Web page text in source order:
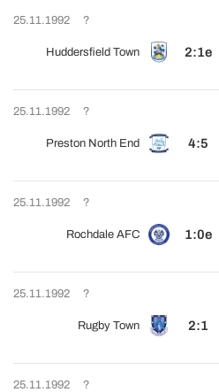
25.11.1992 ?
Huddersfield Town 2:1e
25.11.1992 ?
Preston North End 4:5
25.11.1992 ?
Rochdale AFC 1:0e
25.11.1992 ?
Rugby Town 2:1
25.11.1992 ?